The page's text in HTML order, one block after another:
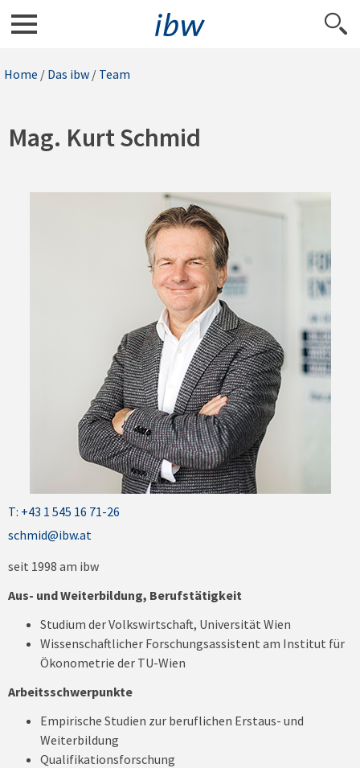
Home / Das ibw / Team
Mag. Kurt Schmid
T: +43 1 545 16 71-26
schmid@ibw.at
seit 1998 am ibw
Aus- und Weiterbildung, Berufstätigkeit
Studium der Volkswirtschaft, Universität Wien
Wissenschaftlicher Forschungsassistent am Institut für
Ökonometrie der TU-Wien
Arbeitsschwerpunkte
Empirische Studien zur beruflichen Erstaus- und
Weiterbildung
Qualifikationsforschung